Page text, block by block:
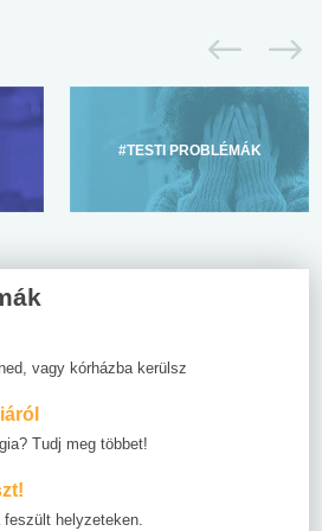
#TESTI PROBLÉMÁK
vagy kórházba kerülsz
Tudj meg többet!
helyzeteken.